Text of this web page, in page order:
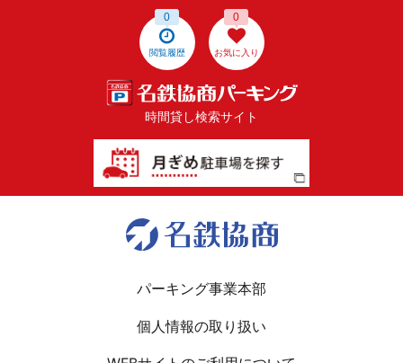
閲覧履歴
0
お気に入り
0
時間貸し検索サイト
パーキング事業本部
個人情報の取り扱い